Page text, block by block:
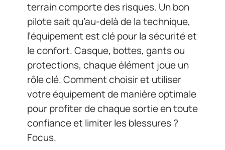
terrain comporte des risques. Un bon
pilote sait qu’au-delà de la technique,
l’équipement est clé pour la sécurité et
le confort. Casque, bottes, gants ou
protections, chaque élément joue un
rôle clé. Comment choisir et utiliser
votre équipement de manière optimale
pour profiter de chaque sortie en toute
confiance et limiter les blessures ?
Focus.